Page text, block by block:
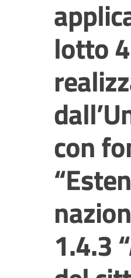
lotto
con
1.4.3